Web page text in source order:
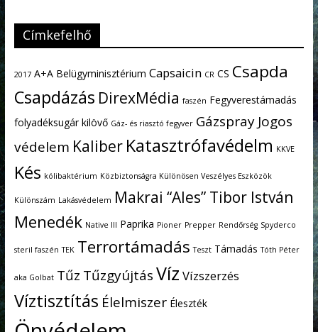
Címkefelhő
2017 A+A Belügyminisztérium Capsaicin CR CS Csapda
Csapdázás DirexMédia faszén Fegyverestámadás
folyadéksugár kilövő Gáz- és riasztó fegyver Gázspray Jogos
védelem Kaliber Katasztrófavédelm KKVE
Kés kólibaktérium Közbiztonságra Különösen Veszélyes Eszközök
Különszám Lakásvédelem Makrai “Ales” Tibor István
Menedék Native III Paprika Pioner Prepper Rendőrség Spyderco
steril faszén TEK Terrortámadás Teszt Támadás Tóth Péter
aka Golbat Tűz TűzgyújtásVíz Vízszerzés
Víztisztítás Élelmiszer Éleszték